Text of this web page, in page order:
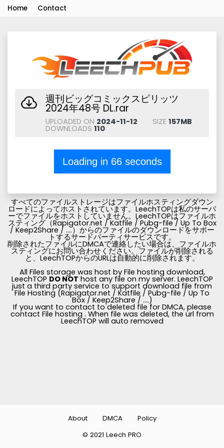
Home Contact
週刊ビッグコミックスピリッツ
2024年48号 DL.rar
UPLOADED ON 2024-11-12 SIZE 157MB
DOWNLOADS 110
Loading in 66seconds
すべてのファイルストレージはファイルホスティングダウン
ロードによってホストされています。LeechTOPは私のサーバ
ーでファイルをホストしていません。LeechTOPはファイルホ
スティング（Rapigator.net / Katfile / Pubg-file / Up To Box
/ Keep2Share / ....）からのファイルのダウンロードをサポー
トするサードパーティサービスです。
削除されたファイルにDMCAで連絡したい場合は、ファイルホ
スティングにお問い合わせください。ファイルが削除される
と、LeechTOPからのURLは自動的に削除されます。
All Files storage was host by File hosting download,
LeechTOP DO NOT host any file on my server. LeechTOP
just a third party service to support download file from
File Hosting (Rapigator.net / Katfile / Pubg-file / Up To
Box / Keep2Share / ....)
If you want to contact to deleted file for DMCA, please
contact File hosting . When file was deleted, the url from
LeechTOP will auto removed
© 2021 Leech PRO
About DMCA Policy